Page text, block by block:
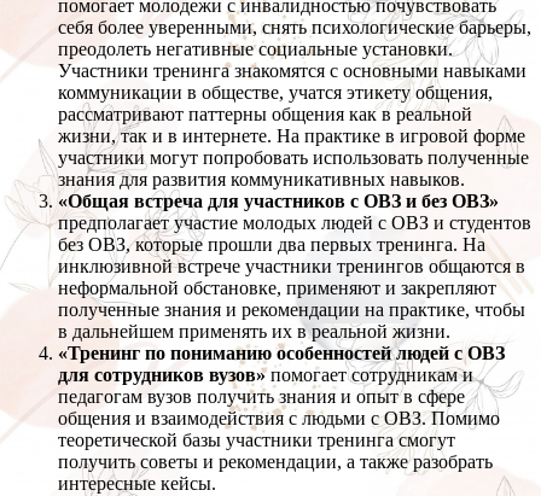
помогает молодежи с инвалидностью почувствовать
себя более уверенными, снять психологические барьеры,
преодолеть негативные социальные установки.
Участники тренинга знакомятся с основными навыками
коммуникации в обществе, учатся этикету общения,
рассматривают паттерны общения как в реальной
жизни, так и в интернете. На практике в игровой форме
участники могут попробовать использовать полученные
знания для развития коммуникативных навыков.
​«Общая встреча для участников с ОВЗ и без ОВЗ»
предполагает участие молодых людей с ОВЗ и студентов
без ОВЗ, которые прошли два первых тренинга. На
инклюзивной встрече участники тренингов общаются в
неформальной обстановке, применяют и закрепляют
полученные знания и рекомендации на практике, чтобы
в дальнейшем применять их в реальной жизни.
«Тренинг по пониманию особенностей людей с ОВЗ
для сотрудников вузов»помогает сотрудникам и
педагогам вузов получить знания и опыт в сфере
общения и взаимодействия с людьми с ОВЗ. Помимо
теоретической базы участники тренинга смогут
получить советы и рекомендации, а также разобрать
интересные кейсы.